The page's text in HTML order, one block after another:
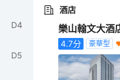
D4
D5
酒店
樂山翰文大酒
4.7分 豪華型